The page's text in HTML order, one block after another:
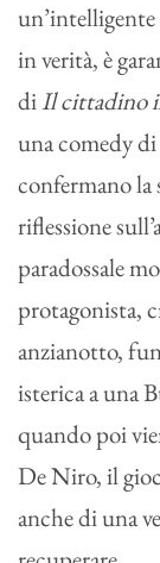
in verità, è
diIl cittadino
una comedy
confermano la
riflessione
paradossale
protagonista,
anzianotto,
isterica a una
quando poi
De Niro, il
anche di una